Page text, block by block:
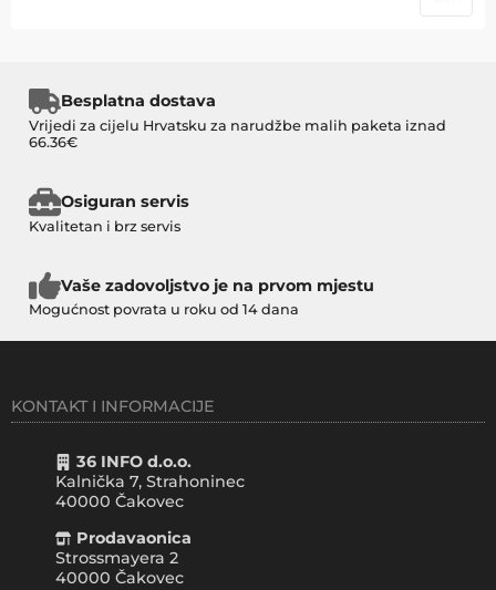
Besplatna dostava
Vrijedi za cijelu Hrvatsku za narudžbe malih paketa iznad
66.36€
Osiguran servis
Kvalitetan i brz servis
Vaše zadovoljstvo je na prvom mjestu
Mogućnost povrata u roku od 14 dana
KONTAKT I INFORMACIJE
36 INFO d.o.o.
Kalnička 7, Strahoninec
40000 Čakovec
Prodavaonica
Strossmayera 2
40000 Čakovec